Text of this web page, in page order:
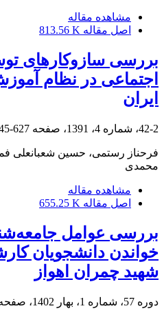
مشاهده مقاله
اصل مقاله 813.56 K
بررسی سازوکارهای
اجتماعی در نظام
ایران
42-2، شماره 4، 1391، صفحه 627-645
فرحناز رستمی، حسین شعبانعلی
محمدی
مشاهده مقاله
اصل مقاله 655.25 K
بررسی عوامل
خواندن دانشجویان
شهید چمران اهواز
دوره 57، شماره 1، بهار 1402، صفحه